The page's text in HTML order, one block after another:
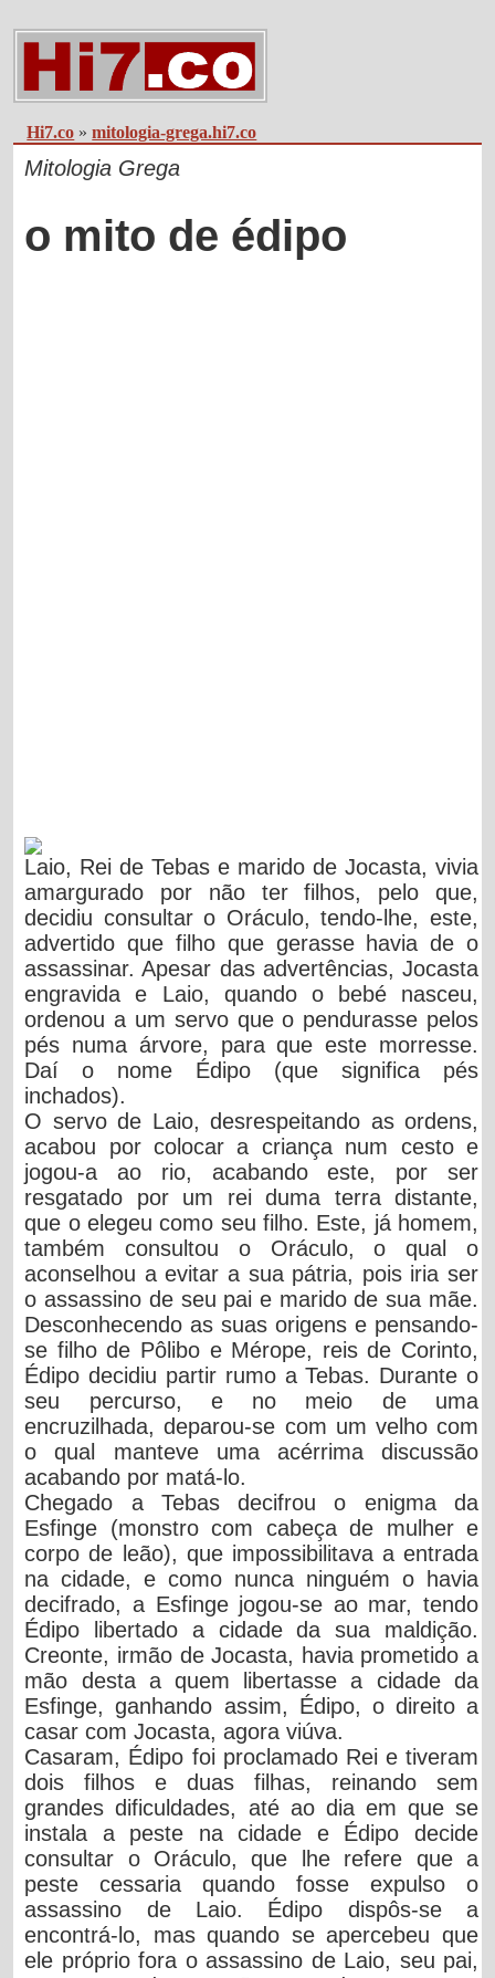
Hi7.co »mitologia-grega.hi7.co
Mitologia Grega
o mito de édipo
Laio, Rei de Tebas e marido de Jocasta, vivia
amargurado por não ter filhos, pelo que,
decidiu consultar o Oráculo, tendo-lhe, este,
advertido que filho que gerasse havia de o
assassinar. Apesar das advertências, Jocasta
engravida e Laio, quando o bebé nasceu,
ordenou a um servo que o pendurasse pelos
pés numa árvore, para que este morresse.
Daí o nome Édipo (que significa pés
inchados).
O servo de Laio, desrespeitando as ordens,
acabou por colocar a criança num cesto e
jogou-a ao rio, acabando este, por ser
resgatado por um rei duma terra distante,
que o elegeu como seu filho. Este, já homem,
também consultou o Oráculo, o qual o
aconselhou a evitar a sua pátria, pois iria ser
o assassino de seu pai e marido de sua mãe.
Desconhecendo as suas origens e pensando-
se filho de Pôlibo e Mérope, reis de Corinto,
Édipo decidiu partir rumo a Tebas. Durante o
seu percurso, e no meio de uma
encruzilhada, deparou-se com um velho com
o qual manteve uma acérrima discussão
acabando por matá-lo.
Chegado a Tebas decifrou o enigma da
Esfinge (monstro com cabeça de mulher e
corpo de leão), que impossibilitava a entrada
na cidade, e como nunca ninguém o havia
decifrado, a Esfinge jogou-se ao mar, tendo
Édipo libertado a cidade da sua maldição.
Creonte, irmão de Jocasta, havia prometido a
mão desta a quem libertasse a cidade da
Esfinge, ganhando assim, Édipo, o direito a
casar com Jocasta, agora viúva.
Casaram, Édipo foi proclamado Rei e tiveram
dois filhos e duas filhas, reinando sem
grandes dificuldades, até ao dia em que se
instala a peste na cidade e Édipo decide
consultar o Oráculo, que lhe refere que a
peste cessaria quando fosse expulso o
assassino de Laio. Édipo dispôs-se a
encontrá-lo, mas quando se apercebeu que
ele próprio fora o assassino de Laio, seu pai,